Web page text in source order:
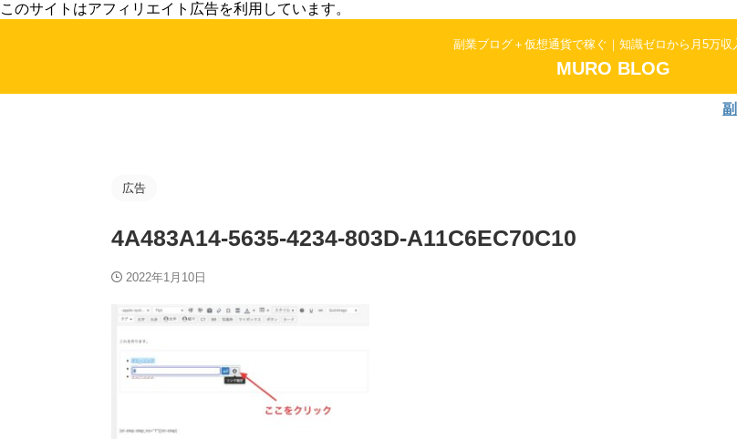
このサイトはアフィリエイト広告を利用しています。
副業ブログ＋仮想通貨で稼ぐ｜知識ゼロから月5万
MURO BLOG
副業ブ
広告
4A483A14-5635-4234-803D-A11C6EC70C10
2022年1月10日